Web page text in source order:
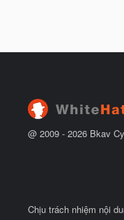
@ 2009 - 2026 Bkav
Chịu trách nhiệm nội